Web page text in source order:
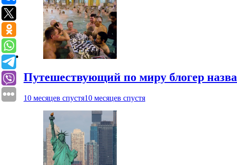
Путешествующий по миру блогер
10 месяцев спустя10 месяцев спустя